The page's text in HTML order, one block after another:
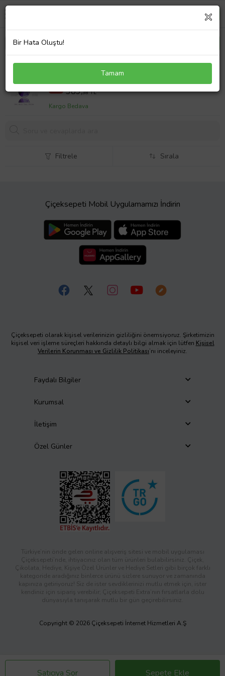
Sertifikalı Damla Model Mor Akik Taşı Kolye
(GÜMÜŞ APARATLI) (Çok Renkli)
%48 755,02 TL
389,38 TL
Kargo Bedava
Satıcıya Sor Sepete Ekle
Filtrele Sırala
Çiçeksepeti Mobil Uygulamamızı İndirin
Çiçeksepeti olarak kişisel verilerinizin gizliliğini önemsiyoruz. Şirketimizin
kişisel veri işleme süreçleri hakkında detaylı bilgi almak için lütfen Kişisel
Verilerin Korunması ve Gizlilik Politikası’nı inceleyiniz.
Faydalı Bilgiler
Kurumsal
İletişim
Özel Günler
Türkiye’nin önde gelen online alışveriş sitesi ve mobil uygulaması
Çiçeksepeti’nde, ihtiyacınız olan tüm ürünleri bulabilirsiniz. Çiçek,
Çikolata, Hediye, Kişiye Özel Ürünler ve Hediye Setleri gibi birçok farklı
kategoride aradığınız binlerce ürünü sizlere sunuyor ve zamanında
kapınıza getiriyoruz! Siz de ister sevdiklerinizi mutlu etmek için, ister
kendiniz için sipariş verebilir; Çiçeksepeti Extra’nın fırsatlarla dolu
dünyasıyla tanışarak mutlu bir gün geçirebilirsiniz.
Copyright © 2026 Çiçeksepeti İnternet Hizmetleri A.Ş
Bir Hata Oluştu!
Tamam